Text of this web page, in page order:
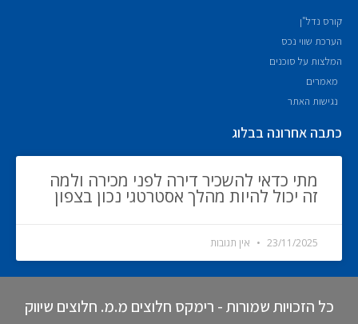
קורס נדל"ן
הערכת שווי נכס
המלצות על סוכנים
מאמרים
נגישות האתר
כתבה אחרונה בבלוג
מתי כדאי להשכיר דירה לפני מכירה ולמה
זה יכול להיות מהלך אסטרטגי נכון בצפון
23/11/2025 אין תגובות
כל הזכויות שמורות - רימקס חלוצים מ.מ. חלוצים שיווק